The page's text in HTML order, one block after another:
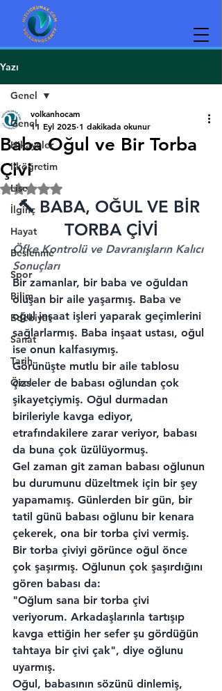
Yazı
Genel
Hikayeler
ilköğretim
Lise
İlginç
Hayat
Beslenme
Spor
Bilim
Edebiyat
Sanat
Tarih
Özel
Genel
Baba Oğul ve Bir Torba
Çivi
volkanhocam
11 Eyl 2025 1 dakikada okunur
5 üzerinden NaN yıldız
🔨 BABA, OĞUL VE BİR
TORBA ÇİVİ
Öfke Kontrolü ve Davranışların Kalıcı
Sonuçları
Bir zamanlar, bir baba ve oğuldan
oluşan bir aile yaşarmış. Baba ve
oğul inşaat işleri yaparak geçimlerini
sağlarlarmış. Baba inşaat ustası, oğul
ise onun kalfasıymış.
Görünüşte mutlu bir aile tablosu
çizseler de babası oğlundan çok
şikayetçiymiş. Oğul durmadan
birileriyle kavga ediyor,
etrafındakilere zarar veriyor, babası
da buna çok üzülüyormuş.
Gel zaman git zaman babası oğlunun
bu durumunu düzeltmek için bir şey
yapamamış. Günlerden bir gün, bir
tatil günü babası oğlunu bir kenara
çekerek, ona bir torba çivi vermiş.
Bir torba çiviyi görünce oğul önce
çok şaşırmış. Oğlunun çok şaşırdığını
gören babası da:
"Oğlum sana bir torba çivi
veriyorum. Arkadaşlarınla tartışıp
kavga ettiğin her sefer şu gördüğün
tahtaya bir çivi çak", diye oğlunu
uyarmış.
Oğul, babasının sözünü dinlemiş,